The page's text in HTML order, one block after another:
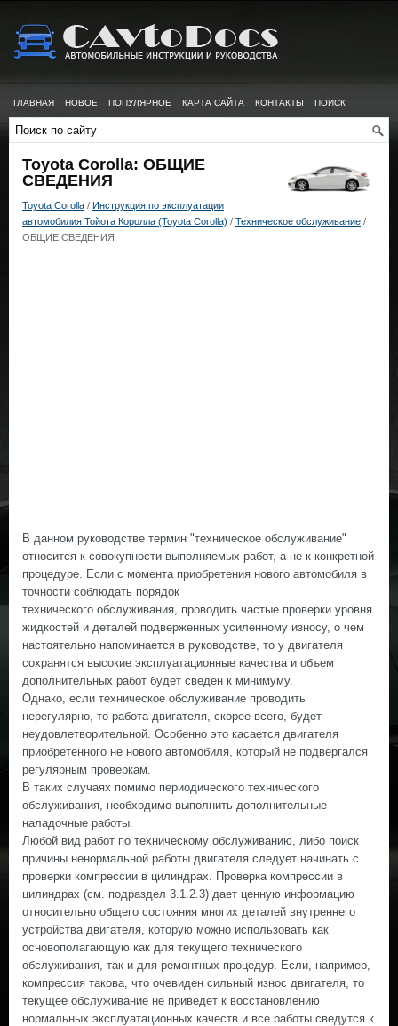
ГЛАВНАЯ НОВОЕ ПОПУЛЯРНОЕ КАРТА САЙТА КОНТАКТЫ ПОИСК
Toyota Corolla: ОБЩИЕ
СВЕДЕНИЯ
Toyota Corolla / Инструкция по эксплуатации
автомобилия Тойота Королла (Toyota Corolla) / Техническое обслуживание /
ОБЩИЕ СВЕДЕНИЯ
В данном руководстве термин "техническое обслуживание"
относится к совокупности выполняемых работ, а не к конкретной
процедуре. Если с момента приобретения нового автомобиля в
точности соблюдать порядок
технического обслуживания, проводить частые проверки уровня
жидкостей и деталей подверженных усиленному износу, о чем
настоятельно напоминается в руководстве, то у двигателя
сохранятся высокие эксплуатационные качества и объем
дополнительных работ будет сведен к минимуму.
Однако, если техническое обслуживание проводить
нерегулярно, то работа двигателя, скорее всего, будет
неудовлетворительной. Особенно это касается двигателя
приобретенного не нового автомобиля, который не подвергался
регулярным проверкам.
В таких случаях помимо периодического технического
обслуживания, необходимо выполнить дополнительные
наладочные работы.
Любой вид работ по техническому обслуживанию, либо поиск
причины ненормальной работы двигателя следует начинать с
проверки компрессии в цилиндрах. Проверка компрессии в
цилиндрах (см. подраздел 3.1.2.3) дает ценную информацию
относительно общего состояния многих деталей внутреннего
устройства двигателя, которую можно использовать как
основополагающую как для текущего технического
обслуживания, так и для ремонтных процедур. Если, например,
компрессия такова, что очевиден сильный износ двигателя, то
текущее обслуживание не приведет к восстановлению
нормальных эксплуатационных качеств и все работы сведутся к